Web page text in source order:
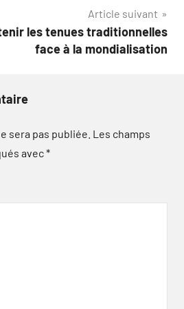
Article suivant
les tenues traditionnelles
face à la mondialisation
sera pas publiée. Les champs
avec*